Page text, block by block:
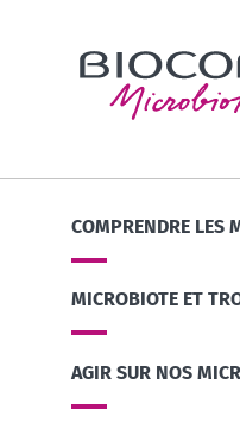
COMPRENDRE LES
MICROBIOTE ET
AGIR SUR NOS